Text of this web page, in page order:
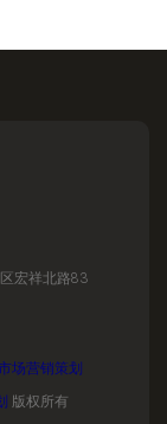
宏祥北路83
场营销策划
版权所有